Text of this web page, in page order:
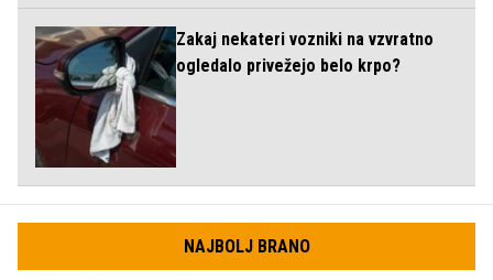
Zakaj nekateri vozniki na vzvratno
ogledalo privežejo belo krpo?
NAJBOLJ BRANO